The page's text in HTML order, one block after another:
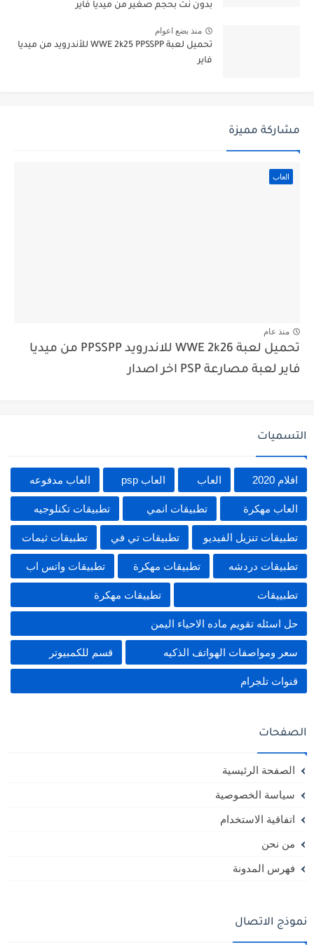
بدون نت بحجم صغير من ميديا فاير
منذ بضع اعوام
تحميل لعبة WWE 2k25 PPSSPP للأندرويد من ميديا
فاير
مشاركة مميزة
العاب
منذ عام
تحميل لعبة WWE 2k26 للاندرويد PPSSPP من ميديا
فاير لعبة مصارعة PSP اخر اصدار
التسميات
افلام 2020 العاب العاب psp العاب مدفوعه
العاب مهكرة تطبيقات انمي تطبيقات تكنلوجيه
تطبيقات تنزيل الفيديو تطبيقات تي في تطبيقات ثيمات
تطبيقات دردشه تطبيقات مهكرة تطبيقات واتس اب
تطبييقات تطييقات مهكرة
حل اسئله تقويم ماده الاحياء اليمن
سعر ومواصفات الهواتف الذكيه قسم للكمبيوتر
قنوات تلجرام
الصفحات
الصفحة الرئيسية
سياسة الخصوصية
اتفاقية الاستخدام
من نحن
فهرس المدونة
نموذج الاتصال